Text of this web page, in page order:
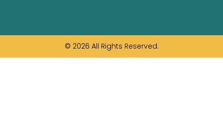
© 2026 All Rights Reserved.